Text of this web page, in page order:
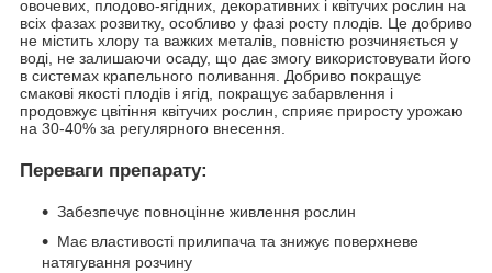
овочевих, плодово-ягідних, декоративних і квітучих рослин на
всіх фазах розвитку, особливо у фазі росту плодів. Це добриво
не містить хлору та важких металів, повністю розчиняється у
воді, не залишаючи осаду, що дає змогу використовувати його
в системах крапельного поливання. Добриво покращує
смакові якості плодів і ягід, покращує забарвлення і
продовжує цвітіння квітучих рослин, сприяє приросту урожаю
на 30-40% за регулярного внесення.
Переваги препарату:
Забезпечує повноцінне живлення рослин
Має властивості прилипача та знижує поверхневе
натягування розчину